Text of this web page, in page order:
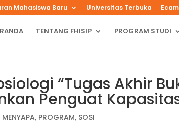
Mahasiswa Baru Universitas Terbuka
TENTANG FHISIP PROGRAM STUDI
“Tugas Akhir
Penguat
, PROGRAM, SOSI